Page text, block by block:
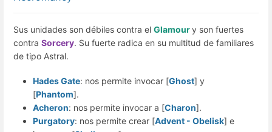
Sus unidades son débiles contra el Glamoury son fuertes
contra Sorcery. Su fuerte radica en su multitud de familiares
de tipo Astral.
Hades Gate: nos permite invocar [Ghost] y
[Phantom].
Acheron: nos permite invocar a [Charon].
Purgatory: nos permite crear [Advent - Obelisk] e